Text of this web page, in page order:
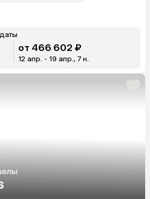
от 466 602 ₽
12 апр. - 19 апр., 7 н.